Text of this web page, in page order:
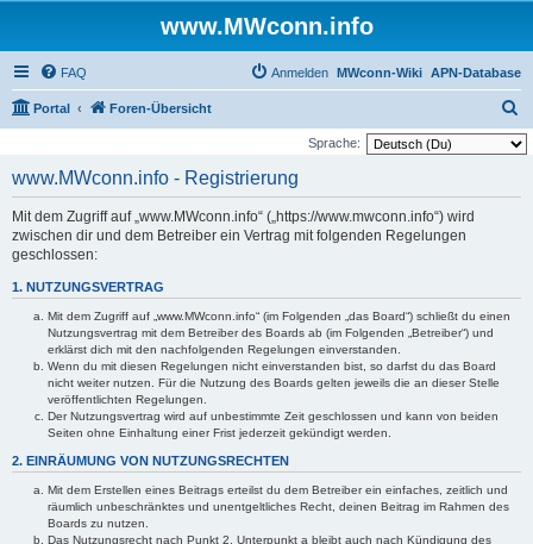
www.MWconn.info
FAQ APN-Database
MWconn-Wiki
Anmelden
Portal Foren-Übersicht
u
Sprache:
www.MWconn.info - Registrierung
Mit dem Zugriff auf „www.MWconn.info“ („https://www.mwconn.info“) wird
zwischen dir und dem Betreiber ein Vertrag mit folgenden Regelungen
geschlossen:
1. NUTZUNGSVERTRAG
Mit dem Zugriff auf „www.MWconn.info“ (im Folgenden „das Board“) schließt du einen
Nutzungsvertrag mit dem Betreiber des Boards ab (im Folgenden „Betreiber“) und
erklärst dich mit den nachfolgenden Regelungen einverstanden.
Wenn du mit diesen Regelungen nicht einverstanden bist, so darfst du das Board
nicht weiter nutzen. Für die Nutzung des Boards gelten jeweils die an dieser Stelle
veröffentlichten Regelungen.
Der Nutzungsvertrag wird auf unbestimmte Zeit geschlossen und kann von beiden
Seiten ohne Einhaltung einer Frist jederzeit gekündigt werden.
2. EINRÄUMUNG VON NUTZUNGSRECHTEN
Mit dem Erstellen eines Beitrags erteilst du dem Betreiber ein einfaches, zeitlich und
räumlich unbeschränktes und unentgeltliches Recht, deinen Beitrag im Rahmen des
Boards zu nutzen.
Das Nutzungsrecht nach Punkt 2, Unterpunkt a bleibt auch nach Kündigung des